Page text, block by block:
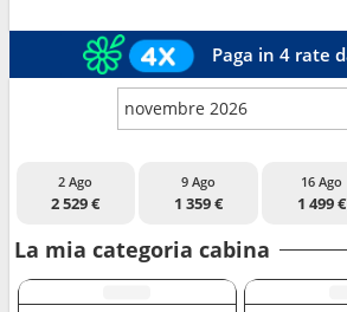
Paga in 4 rate
novembre 2026
2 Ago
2 529 €
9 Ago
1 359 €
16 Ago
1 499 €
La mia categoria cabina
Mesi di partenza
Porti